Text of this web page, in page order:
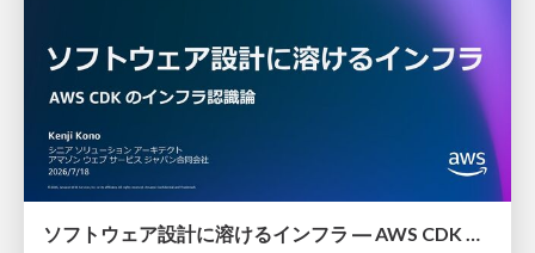
ソフトウェア設計に溶けるインフラ ― AWS CDK のインフラ認識論